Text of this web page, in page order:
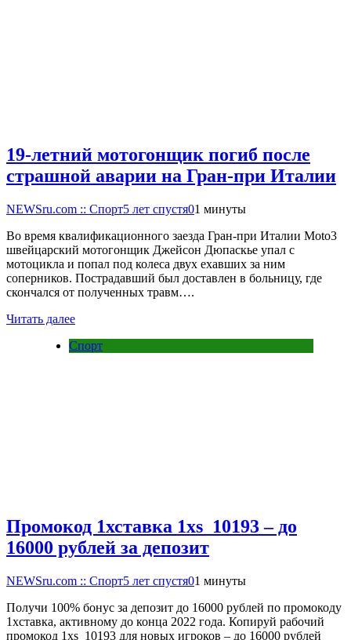
19-летний мотогонщик погиб после
страшной аварии на Гран-при Италии
NEWSru.com :: Спорт5 лет спустя01 минуты
Во время квалификационного заезда Гран-при Италии Moto3
швейцарский мотогонщик Джейсон Дюпаскье упал с
мотоцикла и попал под колеса двух ехавших за ним
соперников. Пострадавший был доставлен в больницу, где
скончался от полученных травм….
Читать далее
Спорт
Промокод 1хставка 1xs_10193 – до
16000 рублей за депозит
NEWSru.com :: Спорт5 лет спустя01 минуты
Получи 100% бонус за депозит до 16000 рублей по промокоду
1хставка, активному до конца 2022 года. Копируй рабочий
промокод 1xs_10193 для новых игроков – до 16000 рублей